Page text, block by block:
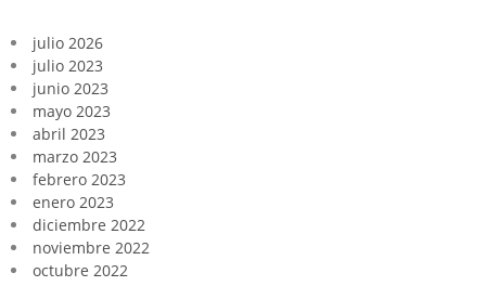
julio 2026
julio 2023
junio 2023
mayo 2023
abril 2023
marzo 2023
febrero 2023
enero 2023
diciembre 2022
noviembre 2022
octubre 2022